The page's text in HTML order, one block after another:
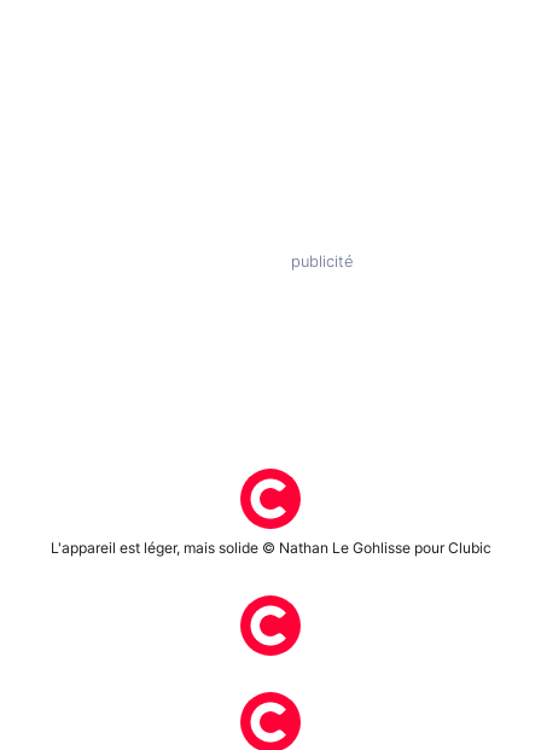
L'appareil est léger, mais solide © Nathan Le Gohlisse pour Clubic